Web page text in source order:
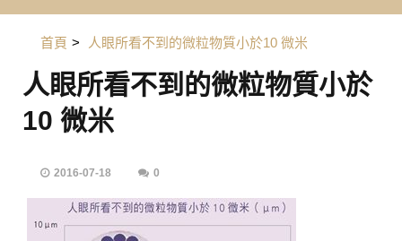
首頁 > 人眼所看不到的微粒物質小於10 微米
人眼所看不到的微粒物質小於
10 微米
2016-07-18 0